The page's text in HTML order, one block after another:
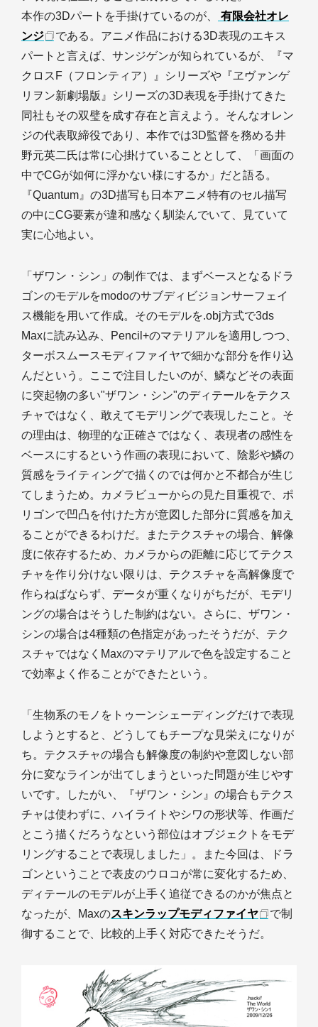
本作の3Dパートを手掛けているのが、
有限会社オレ
ンジ
である。アニメ作品における3D表現のエキス
パートと言えば、サンジゲンが知られているが、『マ
クロスF（フロンティア）』シリーズや『ヱヴァンゲ
リヲン新劇場版』シリーズの3D表現を手掛けてきた
同社もその双璧を成す存在と言えよう。そんなオレン
ジの代表取締役であり、本作では3D監督を務める井
野元英二氏は常に心掛けていることとして、「画面の
中でCGが如何に浮かない様にするか」だと語る。
『Quantum』の3D描写も日本アニメ特有のセル描写
の中にCG要素が違和感なく馴染んでいて、見ていて
実に心地よい。
「ザワン・シン」の制作では、まずベースとなるドラ
ゴンのモデルをmodoのサブディビジョンサーフェイ
ス機能を用いて作成。そのモデルを.obj方式で3ds
Maxに読み込み、Pencil+のマテリアルを適用しつつ、
ターボスムースモディファイヤで細かな部分を作り込
んだという。ここで注目したいのが、鱗などその表面
に突起物の多い"ザワン・シン"のディテールをテクス
チャではなく、敢えてモデリングで表現したこと。そ
の理由は、物理的な正確さではなく、表現者の感性を
ベースにするという作画の表現において、陰影や鱗の
質感をライティングで描くのでは何かと不都合が生じ
てしまうため。カメラビューからの見た目重視で、ポ
リゴンで凹凸を付けた方が意図した部分に質感を加え
ることができるわけだ。またテクスチャの場合、解像
度に依存するため、カメラからの距離に応じてテクス
チャを作り分けない限りは、テクスチャを高解像度で
作らねばならず、データが重くなりがちだが、モデリ
ングの場合はそうした制約はない。さらに、ザワン・
シンの場合は4種類の色指定があったそうだが、テク
スチャではなくMaxのマテリアルで色を設定すること
で効率よく作ることができたという。
「生物系のモノをトゥーンシェーディングだけで表現
しようとすると、どうしてもチープな見栄えになりが
ち。テクスチャの場合も解像度の制約や意図しない部
分に変なラインが出てしまうといった問題が生じやす
いです。したがい、『ザワン・シン』の場合もテクス
チャは使わずに、ハイライトやシワの形状等、作画だ
とこう描くだろうなという部位はオブジェクトをモデ
リングすることで表現しました」。また今回は、ドラ
ゴンということで表皮のウロコが常に変化するため、
ディテールのモデルが上手く追従できるのかが焦点と
なったが、Maxのスキンラップモディファイヤ
で制
御することで、比較的上手く対応できたそうだ。